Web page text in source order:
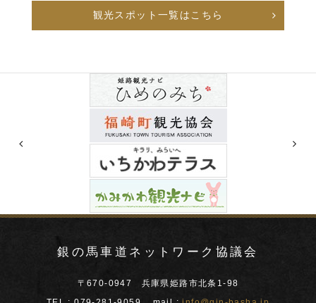
観光スポット一覧はこちら
銀の馬車道ネットワーク協議会
〒670-0947 兵庫県姫路市北条1-98